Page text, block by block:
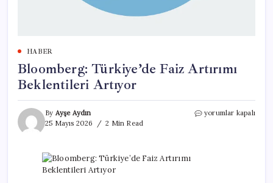
HABER
Bloomberg: Türkiye’de Faiz Artırımı
Beklentileri Artıyor
By Ayşe Aydın
25 Mayıs 2026
2 Min Read
Bloomberg:
yorumlar kapalı